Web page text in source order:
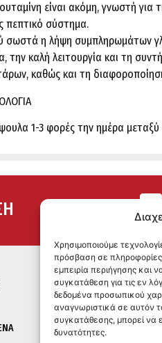
Χρησιμοποιούμε
πρόσβαση σε
εμπειρία περιήγησης και
συγκατάθεση για τις εν
δεδομένα προσωπικού
αναγνωριστικά σε αυτόν
συγκατάθεσης, μπορεί να
δυνατότητες.
είναι ακόμη, γνωστή για
πεπτικό σύστημα.
σωστά η λήψη συμπληρωμάτων
την καλή λειτουργία και τη
καθώς και τη
1-3 φορές την ημέρα